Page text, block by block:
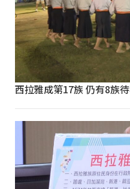
西拉雅成第17族 仍有8族